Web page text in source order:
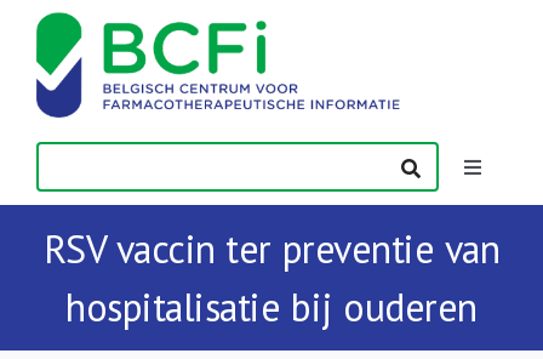
content
Toggle
Nieuws
Publicaties
RSV vaccin ter preventie van
hospitalisatie bij ouderen